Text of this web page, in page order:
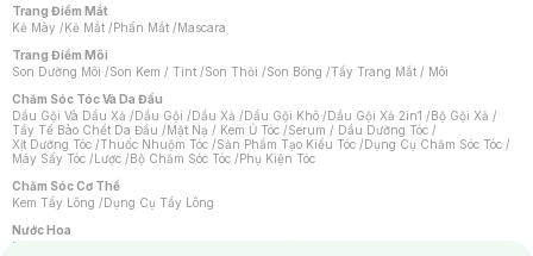
Trang Điểm Mắt
Kẻ Mày /Kẻ Mắt /Phấn Mắt /Mascara
Trang Điểm Môi
Son Dưỡng Môi /Son Kem / Tint /Son Thỏi /Son Bóng /Tẩy Trang Mắt / Môi
Chăm Sóc Tóc Và Da Đầu
Dầu Gội Và Dầu Xả /Dầu Gội /Dầu Xả /Dầu Gội Khô /Dầu Gội Xả 2in1 /Bộ Gội Xả /
Tẩy Tế Bào Chết Da Đầu /Mặt Nạ / Kem Ủ Tóc /Serum / Dầu Dưỡng Tóc /
Xịt Dưỡng Tóc /Thuốc Nhuộm Tóc /Sản Phẩm Tạo Kiểu Tóc /Dụng Cụ Chăm Sóc Tóc /
Máy Sấy Tóc /Lược /Bộ Chăm Sóc Tóc /Phụ Kiện Tóc
Chăm Sóc Cơ Thể
Kem Tẩy Lông /Dụng Cụ Tẩy Lông
Nước Hoa
Nước Hoa Nữ